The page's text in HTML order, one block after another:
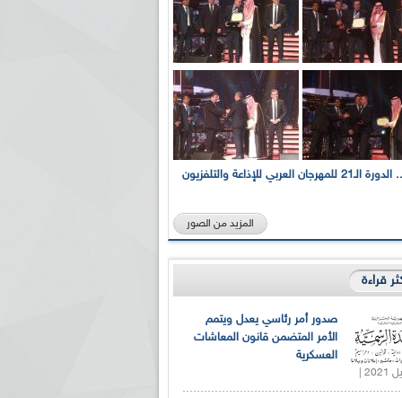
بالصور... الدورة الـ21 للمهرجان العربي للإذاعة والتلفزيون
المزيد من الصور
قراءة
صدور أمر رئاسي يعدل ويتمم
الأمر المتضمن قانون المعاشات
العسكرية